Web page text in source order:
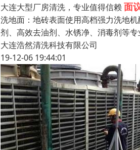
大连大型厂房清洗，专业值得信赖 面
洗地面：地砖表面使用高档强力洗地
剂、高效去油剂、水锈净、消毒剂等
大连浩然清洗科技有限公司
19-12-06 19:44:01